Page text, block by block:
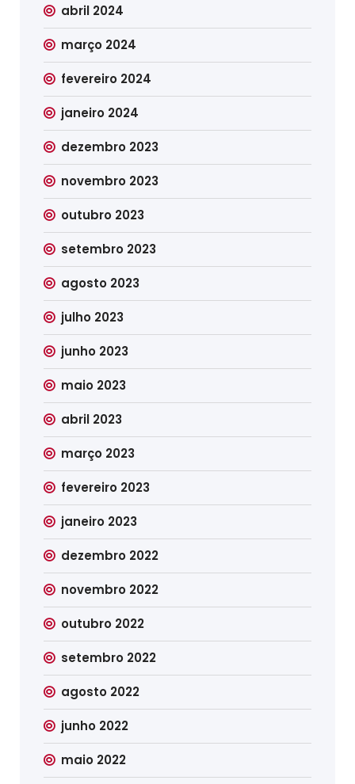
abril 2024
março 2024
fevereiro 2024
janeiro 2024
dezembro 2023
novembro 2023
outubro 2023
setembro 2023
agosto 2023
julho 2023
junho 2023
maio 2023
abril 2023
março 2023
fevereiro 2023
janeiro 2023
dezembro 2022
novembro 2022
outubro 2022
setembro 2022
agosto 2022
junho 2022
maio 2022